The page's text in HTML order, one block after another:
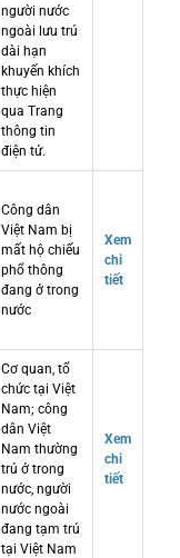
người nước
ngoài lưu trú
dài hạn
khuyến khích
thực hiện
qua Trang
thông tin
điện tử.
Công dân
Việt Nam bị
mất hộ chiếu
phổ thông
đang ở trong
nước
Xem
chi
tiết
Cơ quan, tổ
chức tại Việt
Nam; công
dân Việt
Nam thường
trú ở trong
nước, người
nước ngoài
đang tạm trú
tại Việt Nam
Xem
chi
tiết